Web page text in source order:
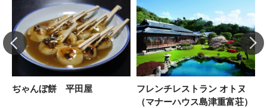
ぢゃんぼ餅 平田屋
フレンチレストラン オトヌ
（マナーハウス島津重富荘）